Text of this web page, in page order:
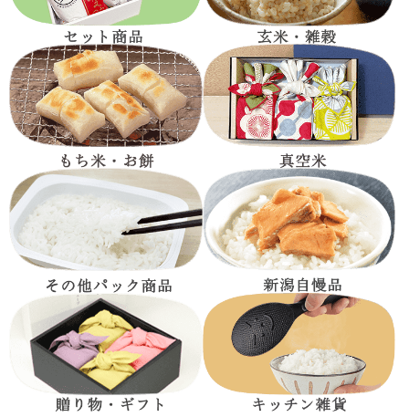
5
【期待通りの美味しさ】
味は、期待通りでした。南魚沼産コシヒカリで無洗米がありませ
んでした。やっと見つけました。また購入します。
：ハルさん さま
2021/01/06
【どのおかずにも合います】
味覚の秋、せっかくなので美味しい新米をと思い、いなほんぽさ
んでお米を購入させて頂きました。甘くて、もっちりしていて美
味しいです。和食はもちろんですが、どのおかずにも合います。
またお米少なくなってきたら、頼みたいです。
：リリー さま
5
【すごくおいしかった】